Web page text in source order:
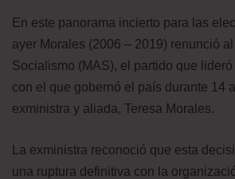
En este panorama incierto para las
ayer Morales (2006 – 2019) renunció al
Socialismo (MAS), el partido que
con el que gobernó el país durante 14
exministra y aliada, Teresa Morales.
La exministra reconoció que esta
una ruptura definitiva con la